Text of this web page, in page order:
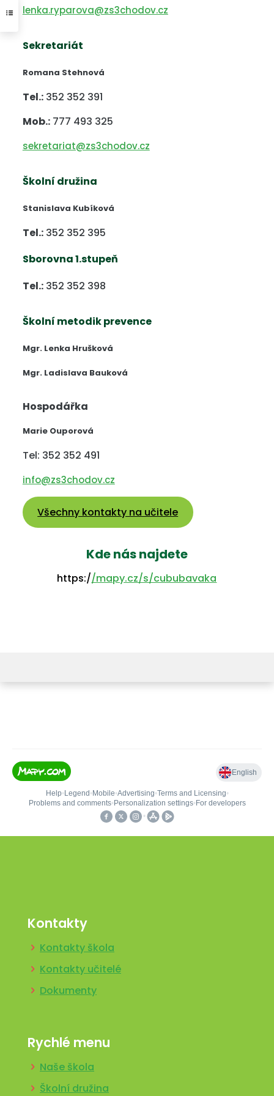
lenka.ryparova@zs3chodov.cz
Sekretariát
Romana Stehnová
Tel.:352 352 391
Mob.:777 493 325
sekretariat@zs3chodov.cz
Školní družina
Stanislava Kubíková
Tel.:352 352 395
Sborovna 1.stupeň
Tel.:352 352 398
Školní metodik prevence
Mgr. Lenka Hrušková
Mgr. Ladislava Bauková
Hospodářka
Marie Ouporová
Tel: 352 352 491
info@zs3chodov.cz
Všechny kontakty na učitele
Kde nás najdete
https://mapy.cz/s/cububavaka
Kontakty
Kontakty škola
Kontakty učitelé
Dokumenty
Rychlé menu
Naše škola
Školní družina